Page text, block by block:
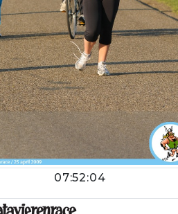
07:52:04